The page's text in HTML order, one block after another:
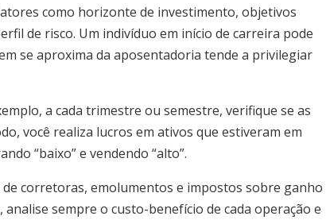
como horizonte de investimento, objetivos
de risco. Um indivíduo em início de carreira pode
se aproxima da aposentadoria tende a privilegiar
a cada trimestre ou semestre, verifique se as
você realiza lucros em ativos que estiveram em
“baixo” e vendendo “alto”.
corretoras, emolumentos e impostos sobre ganho
sempre o custo-benefício de cada operação e